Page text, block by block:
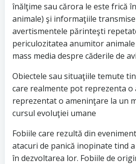
înălţime sau cărora le este frică
animale) şi informaţiile transmise
avertismentele părinteşti
periculozitatea anumitor
mass media despre căderile de
Obiectele sau situaţiile temute
care realmente pot reprezenta o
reprezentat o ameninţare la un
cursul evoluţiei umane
Fobiile care rezultă din
atacuri de panică inopinate tind
în dezvoltarea lor. Fobiile de